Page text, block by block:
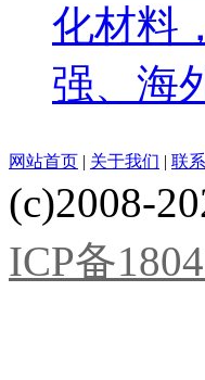
化材料
强、海
网站首页 | 关于我们 | 联
(c)2008-
ICP备